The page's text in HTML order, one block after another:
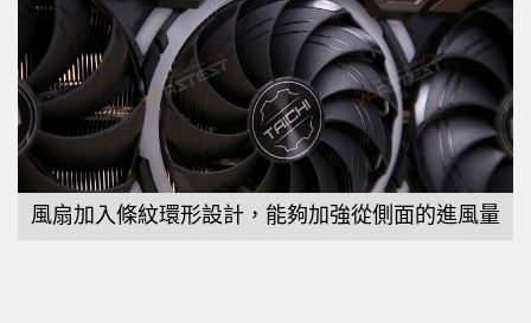
風扇加入條紋環形設計，能夠加強從側面的進風量